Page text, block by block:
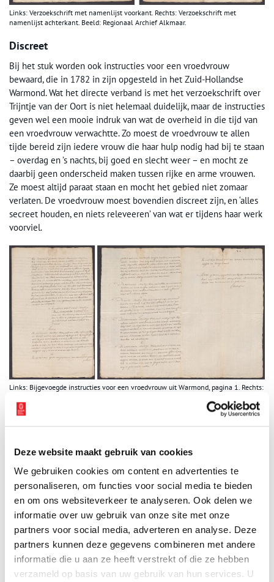
Deze website maakt gebruik van cookies
We gebruiken cookies om content en advertenties te
personaliseren, om functies voor social media te bieden
en om ons websiteverkeer te analyseren. Ook delen we
informatie over uw gebruik van onze site met onze
partners voor social media, adverteren en analyse. Deze
partners kunnen deze gegevens combineren met andere
informatie die u aan ze heeft verstrekt of die ze hebben
verzameld op basis van uw gebruik van hun services. U
Links: Verzoekschrift met namenlijst voorkant. Rechts: Verzoekschrift met
namenlijst achterkant. Beeld: Regionaal Archief Alkmaar.
Discreet
Bij het stuk worden ook instructies voor een vroedvrouw
bewaard, die in 1782 in zijn opgesteld in het Zuid-Hollandse
Warmond. Wat het directe verband is met het verzoekschrift over
Trijntje van der Oort is niet helemaal duidelijk, maar de instructies
geven wel een mooie indruk van wat de overheid in die tijd van
een vroedvrouw verwachtte. Zo moest de vroedvrouw te allen
tijde bereid zijn iedere vrouw die haar hulp nodig had bij te staan
– overdag en ’s nachts, bij goed en slecht weer – en mocht ze
daarbij geen onderscheid maken tussen rijke en arme vrouwen.
Ze moest altijd paraat staan en mocht het gebied niet zomaar
verlaten. De vroedvrouw moest bovendien discreet zijn, en ‘alles
secreet houden, en niets releveeren’ van wat er tijdens haar werk
voorviel.
Links: Bijgevoegde instructies voor een vroedvrouw uit Warmond, pagina 1. Rechts:
Regionaal Archief Alkmaar.
Bleef Trijntje?
Had het verzoekschrift van de Zijper vrouwen effect? Trijntje is in
1831, 83 jaar oud. En in haar overlijdensakte staat als beroep
‘vroedvrouw’.
Bekijk hetverzoekschrift van de vrouwen en de instructies voor
de vroedvrouw in het archief van het waterschap Zijpe en
Hazepolder.
Auteur:Mariëlle Hageman